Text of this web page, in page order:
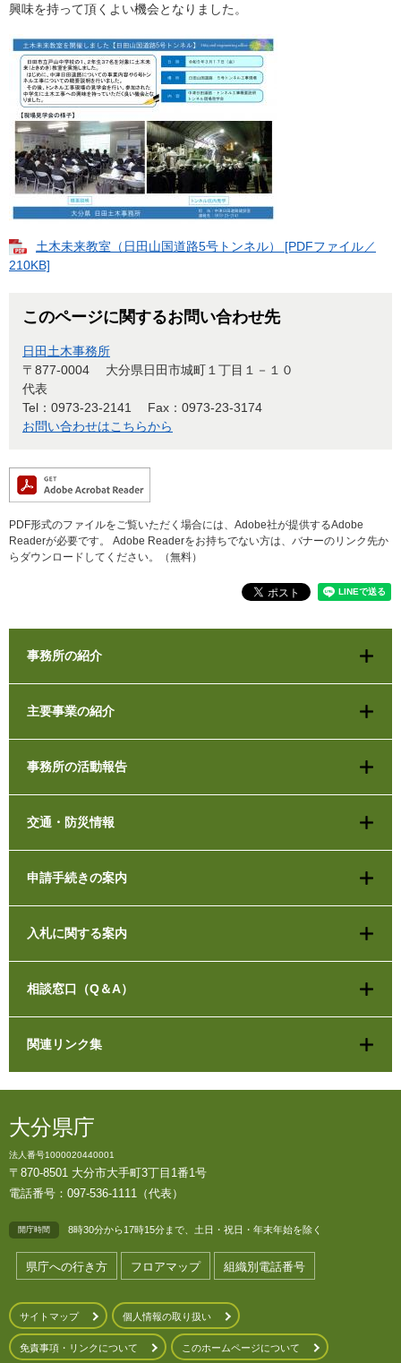
興味を持って頂くよい機会となりました。
土木未来教室（日田山国道路5号トンネル） [PDFファイル／
210KB]
このページに関するお問い合わせ先
日田土木事務所
〒877-0004
大分県日田市城町１丁目１－１０
代表
Tel：0973-23-2141
Fax：0973-23-3174
お問い合わせはこちらから
PDF形式のファイルをご覧いただく場合には、Adobe社が提供するAdobe
Readerが必要です。
Adobe Readerをお持ちでない方は、バナーのリンク先か
らダウンロードしてください。（無料）
事務所の紹介
主要事業の紹介
事務所の活動報告
交通・防災情報
申請手続きの案内
入札に関する案内
相談窓口（Q＆A）
関連リンク集
大分県庁
法人番号1000020440001
〒870-8501 大分市大手町3丁目1番1号
電話番号：097-536-1111（代表）
開庁時間 8時30分から17時15分まで、土日・祝日・年末年始を除く
県庁への行き方 フロアマップ 組織別電話番号
サイトマップ 個人情報の取り扱い
免責事項・リンクについて このホームページについて